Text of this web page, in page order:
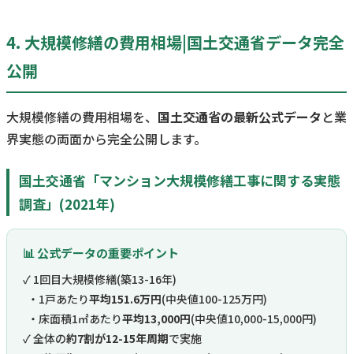
4. 大規模修繕の費用相場|国土交通省データ完全
公開
大規模修繕の費用相場を、 国土交通省の最新公式データ と業
界実態の両面から完全公開します。
国土交通省「マンション大規模修繕工事に関する実態
調査」(2021年)
📊 公式データの重要ポイント
✓ 1回目大規模修繕(築13-16年)
・1戸あたり平均151.6万円(中央値100-125万円)
・床面積1㎡あたり平均13,000円(中央値10,000-15,000円)
✓ 全体の約7割が12-15年周期で実施